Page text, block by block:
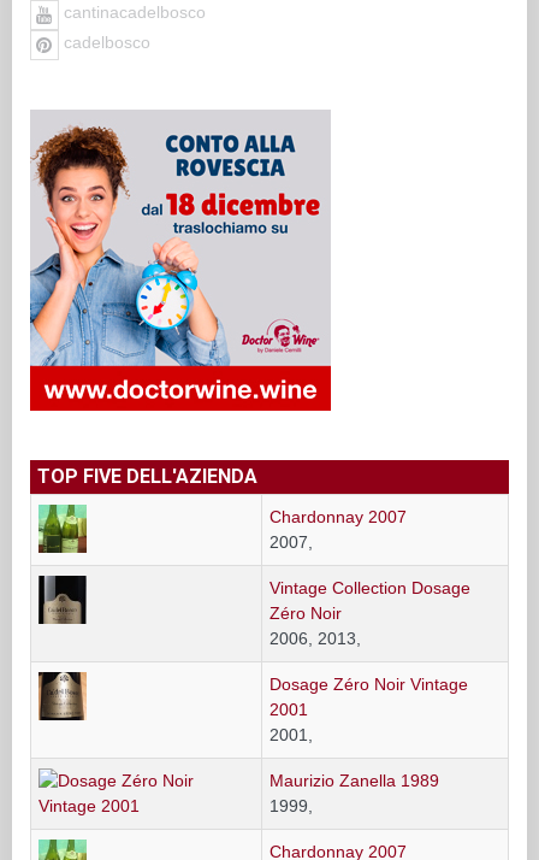
cantinacadelbosco
cadelbosco
TOP FIVE DELL'AZIENDA
Chardonnay 2007
2007,
Vintage Collection Dosage
Zéro Noir
2006, 2013,
Dosage Zéro Noir Vintage
2001
2001,
Maurizio Zanella 1989
1999,
Chardonnay 2007